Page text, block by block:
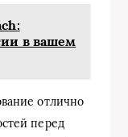
в вашем
отлично
перед